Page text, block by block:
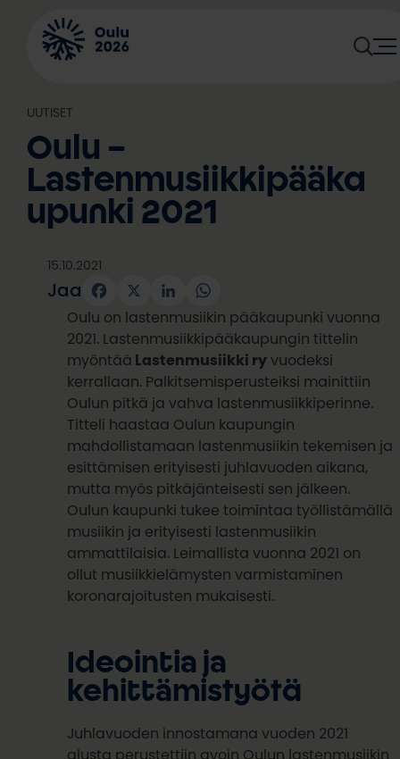
sisältöön
UUTISET
Oulu –
Lastenmusiikkipääka
upunki 2021
15.10.2021
Jaa Facebook
X LinkedInWhatsApp
Oulu on lastenmusiikin pääkaupunki vuonna
2021. Lastenmusiikkipääkaupungin tittelin
myöntää Lastenmusiikki ry vuodeksi
kerrallaan. Palkitsemisperusteiksi mainittiin
Oulun pitkä ja vahva lastenmusiikkiperinne.
Titteli haastaa Oulun kaupungin
mahdollistamaan lastenmusiikin tekemisen ja
esittämisen erityisesti juhlavuoden aikana,
mutta myös pitkäjänteisesti sen jälkeen.
Oulun kaupunki tukee toimintaa työllistämällä
musiikin ja erityisesti lastenmusiikin
ammattilaisia. Leimallista vuonna 2021 on
ollut musiikkielämysten varmistaminen
koronarajoitusten mukaisesti.
Ideointia ja
kehittämistyötä
Juhlavuoden innostamana vuoden 2021
alusta perustettiin avoin Oulun lastenmusiikin